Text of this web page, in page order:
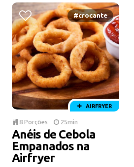
#crocante
AIRFRYER
8 Porções 25min
Anéis de Cebola
Empanados na
Airfryer